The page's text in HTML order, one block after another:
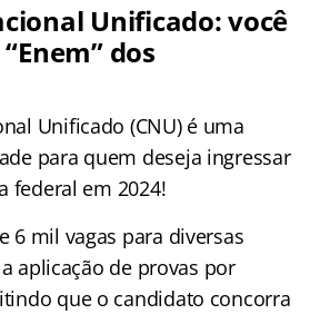
Unificado: você
dos
Unificado (CNU) é uma
para quem deseja ingressar
federal em 2024!
6 mil vagas para diversas
aplicação de provas por
que o candidato concorra